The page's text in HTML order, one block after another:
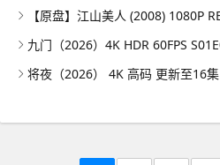
将夜（2026） 4K 高码 更新至16集